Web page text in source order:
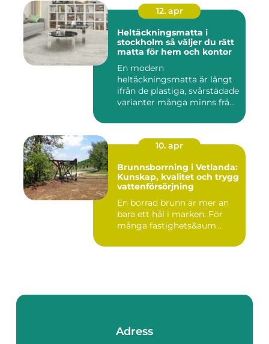
12. apr
Heltäckningsmatta i
stockholm så väljer du rätt
matta för hem och kontor
En modern
heltäckningsmatta är långt
ifrån de plastiga, svårstädade
varianter många minns från
10. apr
Brunnsborrning i Vetlanda:
Kunskap, kvalitet och trygg
vattenförsörjning
En borrad brunn är mer än
bara ett hål i marken. För
många fastighets&aum...
Adress